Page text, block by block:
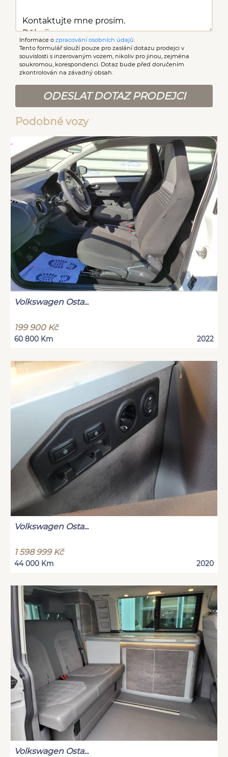
Informace o zpracování osobních údajů
Tento formulář slouží pouze pro zaslání dotazu prodejci v
souvislosti s inzerovaným vozem, nikoliv pro jinou, zejména
soukromou, korespondenci. Dotaz bude před doručením
zkontrolován na závadný obsah.
ODESLAT DOTAZ PRODEJCI
Podobné vozy
Volkswagen Osta...
199 900 Kč
60 800 Km 2022
Volkswagen Osta...
1 598 999 Kč
44 000 Km 2020
Volkswagen Osta...